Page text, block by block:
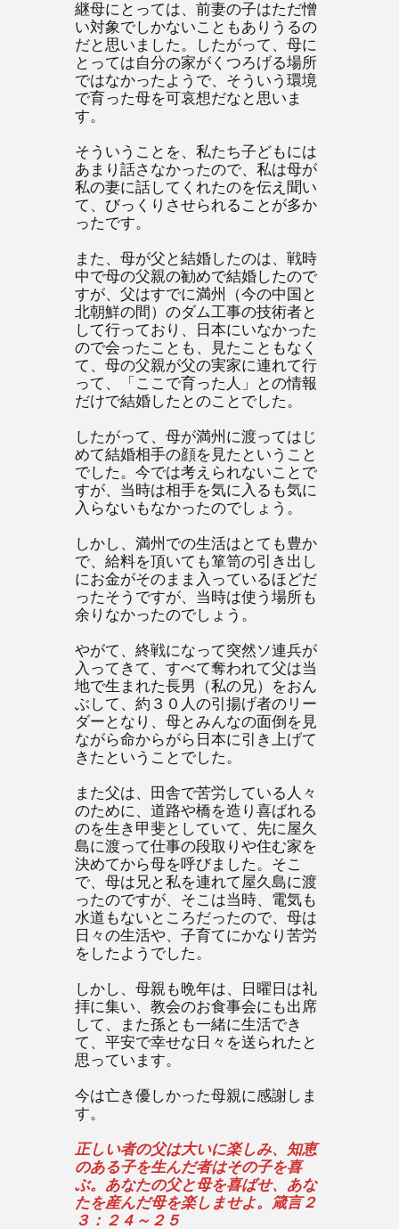
継母にとっては、前妻の子はただ憎
い対象でしかないこともありうるの
だと思いました。したがって、母に
とっては自分の家がくつろげる場所
ではなかったようで、そういう環境
で育った母を可哀想だなと思いま
す。
そういうことを、私たち子どもには
あまり話さなかったので、私は母が
私の妻に話してくれたのを伝え聞い
て、びっくりさせられることが多か
ったです。
また、母が父と結婚したのは、戦時
中で母の父親の勧めで結婚したので
すが、父はすでに満州（今の中国と
北朝鮮の間）のダム工事の技術者と
して行っており、日本にいなかった
ので会ったことも、見たこともなく
て、母の父親が父の実家に連れて行
って、「ここで育った人」との情報
だけで結婚したとのことでした。
したがって、母が満州に渡ってはじ
めて結婚相手の顔を見たということ
でした。今では考えられないことで
すが、当時は相手を気に入るも気に
入らないもなかったのでしょう。
しかし、満州での生活はとても豊か
で、給料を頂いても箪笥の引き出し
にお金がそのまま入っているほどだ
ったそうですが、当時は使う場所も
余りなかったのでしょう。
やがて、終戦になって突然ソ連兵が
入ってきて、すべて奪われて父は当
地で生まれた長男（私の兄）をおん
ぶして、約３０人の引揚げ者のリー
ダーとなり、母とみんなの面倒を見
ながら命からがら日本に引き上げて
きたということでした。
また父は、田舎で苦労している人々
のために、道路や橋を造り喜ばれる
のを生き甲斐としていて、先に屋久
島に渡って仕事の段取りや住む家を
決めてから母を呼びました。そこ
で、母は兄と私を連れて屋久島に渡
ったのですが、そこは当時、電気も
水道もないところだったので、母は
日々の生活や、子育てにかなり苦労
をしたようでした。
しかし、母親も晩年は、日曜日は礼
拝に集い、教会のお食事会にも出席
して、また孫とも一緒に生活でき
て、平安で幸せな日々を送られたと
思っています。
今は亡き優しかった母親に感謝しま
す。
正しい者の父は大いに楽しみ、知恵
のある子を生んだ者はその子を喜
ぶ。あなたの父と母を喜ばせ、あな
たを産んだ母を楽しませよ。箴言２
３：２４～２５